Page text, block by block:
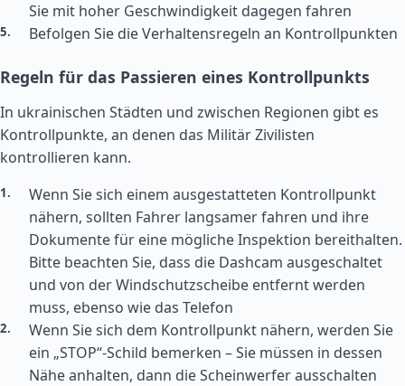
Sie mit hoher Geschwindigkeit dagegen fahren
Befolgen Sie die Verhaltensregeln an Kontrollpunkten
Regeln für das Passieren eines Kontrollpunkts
In ukrainischen Städten und zwischen Regionen gibt es
Kontrollpunkte, an denen das Militär Zivilisten
kontrollieren kann.
Wenn Sie sich einem ausgestatteten Kontrollpunkt
nähern, sollten Fahrer langsamer fahren und ihre
Dokumente für eine mögliche Inspektion bereithalten.
Bitte beachten Sie, dass die Dashcam ausgeschaltet
und von der Windschutzscheibe entfernt werden
muss, ebenso wie das Telefon
Wenn Sie sich dem Kontrollpunkt nähern, werden Sie
ein „STOP“-Schild bemerken – Sie müssen in dessen
Nähe anhalten, dann die Scheinwerfer ausschalten